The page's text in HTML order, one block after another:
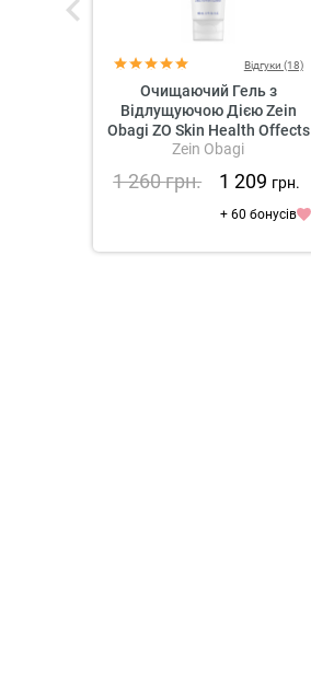
Відгуки (18)
Очищаючий Гель з
Відлущуючою Дією Zein
Obagi ZO Skin Health Offects
Exfoliating Cleanser
Zein Obagi
1 260грн. 1 209 грн.
+ 60 бонусів